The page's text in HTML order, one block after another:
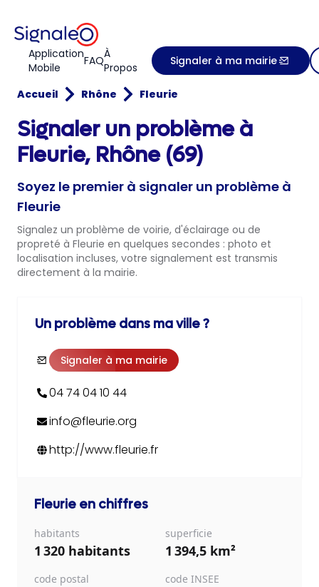
Application
Mobile
FAQÀ
Propos
Signaler à ma mairie
Accueil Rhône Fleurie
Signaler un problème à
Fleurie, Rhône (69)
Soyez le premier à signaler un problème à
Fleurie
Signalez un problème de voirie, d'éclairage ou de
propreté à Fleurie en quelques secondes : photo et
localisation incluses, votre signalement est transmis
directement à la mairie.
Un problème dans ma ville ?
Signaler à ma mairie
04 74 04 10 44
info@fleurie.org
http://www.fleurie.fr
Fleurie en chiffres
habitants
1 320 habitants
superficie
1 394,5 km²
code postal code INSEE